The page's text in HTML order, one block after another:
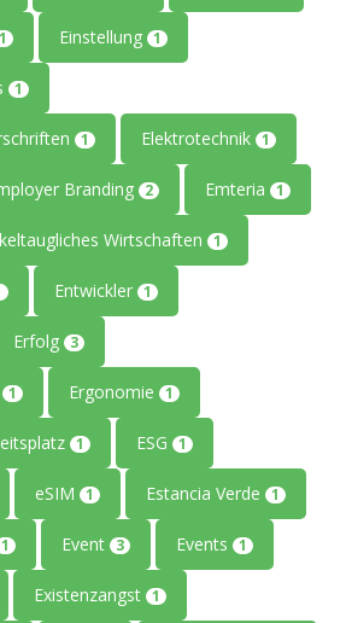
1 Einstellung 1
1
1 Elektrotechnik 1
Branding 2 Emteria 1
Wirtschaften 1
Entwickler 1
Erfolg 3
1 Ergonomie 1
1 ESG 1
eSIM 1 Estancia Verde 1
1 Event 3 Events 1
Existenzangst 1